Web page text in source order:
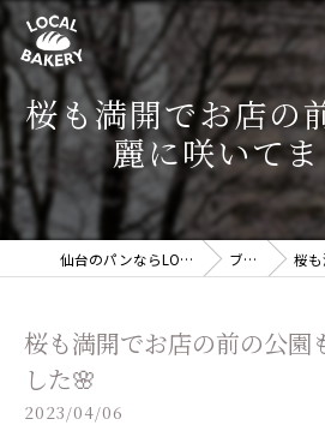
桜も満開でお店の
麗に咲いて
仙台のパンならLOCAL BAKERY ブログ 桜も満
桜も満開でお店の前の公園
した🌸
2023/04/06